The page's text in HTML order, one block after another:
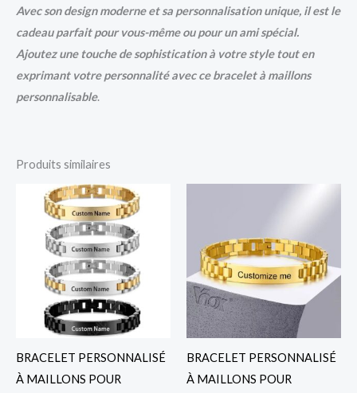
Avec son design moderne et sa personnalisation unique, il est le
cadeau parfait pour vous-même ou pour un ami spécial.
Ajoutez une touche de sophistication à votre style tout en
exprimant votre personnalité avec ce bracelet à maillons
personnalisable.
Produits similaires
BRACELET PERSONNALISÉ
À MAILLONS POUR
BRACELET PERSONNALISÉ
À MAILLONS POUR